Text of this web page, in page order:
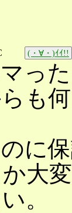
(・∀・)ｲｲ!!
っ
も
に
大
。